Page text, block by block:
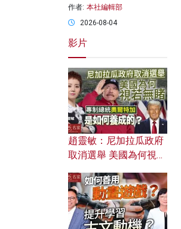
作者: 本社編輯部
2026-08-04
影片
趙靈敏：尼加拉瓜政府
取消選舉 美國為何視若
加是如何養成的？